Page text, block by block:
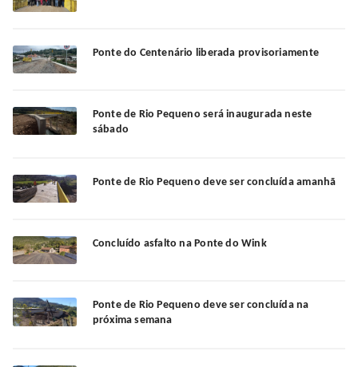
Ponte do Centenário liberada provisoriamente
Ponte de Rio Pequeno será inaugurada neste
sábado
Ponte de Rio Pequeno deve ser concluída amanhã
Concluído asfalto na Ponte do Wink
Ponte de Rio Pequeno deve ser concluída na
próxima semana